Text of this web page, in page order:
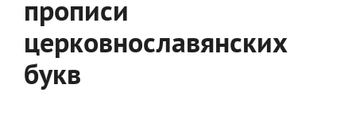
прописи
церковнославянских
букв